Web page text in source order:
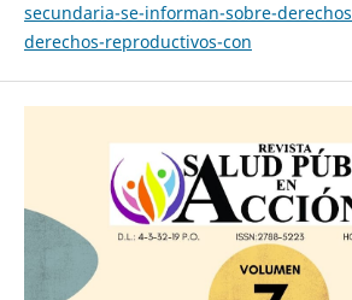
secundaria-se-informan-sobre-
derechos-reproductivos-con